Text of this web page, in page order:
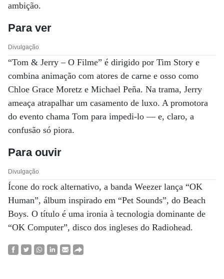
ambição.
Para ver
Divulgação
“Tom & Jerry – O Filme” é dirigido por Tim Story e
combina animação com atores de carne e osso como
Chloe Grace Moretz e Michael Peña. Na trama, Jerry
ameaça atrapalhar um casamento de luxo. A promotora
do evento chama Tom para impedi-lo — e, claro, a
confusão só piora.
Para ouvir
Divulgação
Ícone do rock alternativo, a banda Weezer lança “OK
Human”, álbum inspirado em “Pet Sounds”, do Beach
Boys. O título é uma ironia à tecnologia dominante de
“OK Computer”, disco dos ingleses do Radiohead.